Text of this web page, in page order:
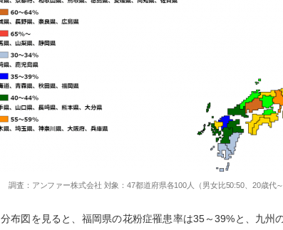
調査：アンファー株式会社 対象：47都道府県各100人（男女比50:50、20歳代
分布図を見ると、福岡県の花粉症罹患率は35～39%と、九州